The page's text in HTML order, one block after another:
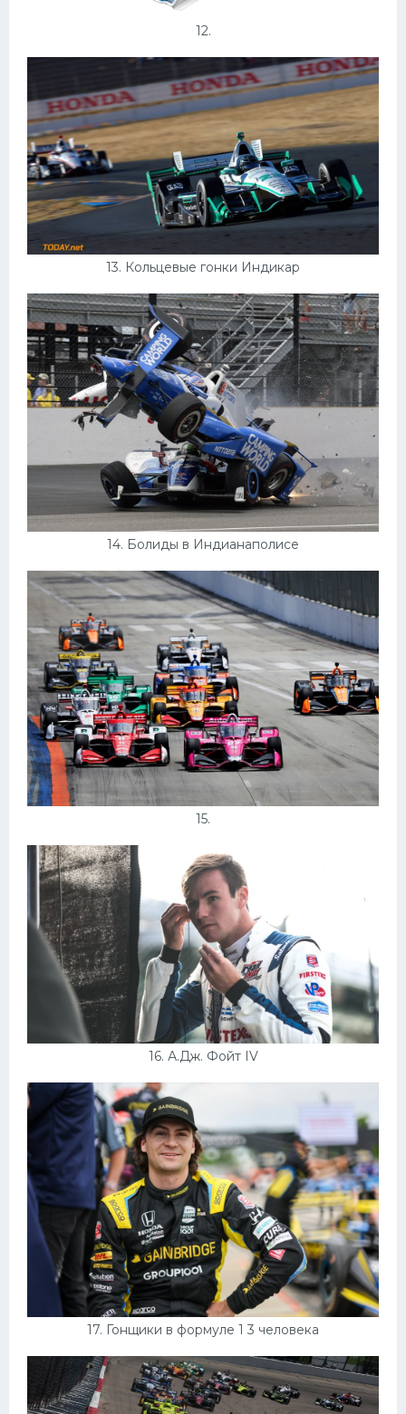
12.
13. Кольцевые гонки Индикар
14. Болиды в Индианаполисе
15.
16. А.Дж. Фойт IV
17. Гонщики в формуле 1 3 человека